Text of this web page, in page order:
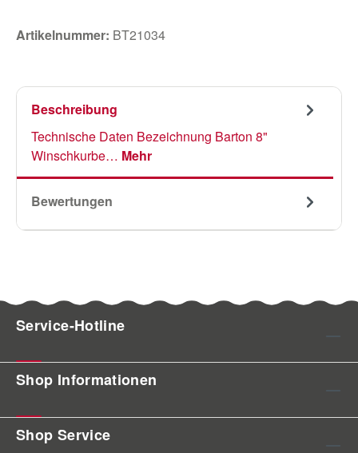
Artikelnummer: BT21034
Beschreibung
Technische Daten Bezeichnung Barton 8"
Winschkurbe… Mehr
Bewertungen
Service-Hotline
Shop Informationen
Shop Service